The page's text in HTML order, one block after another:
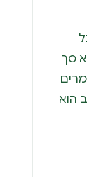
סך
הוא